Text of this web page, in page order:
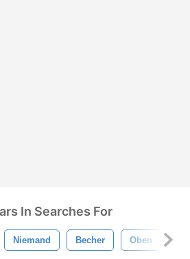
In Searches For
Niemand Becher Oben